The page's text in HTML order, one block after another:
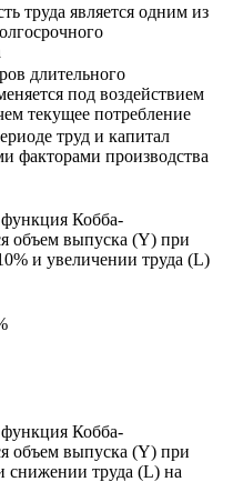
труда является одним из
длительного
под воздействием
текущее потребление
труд и капитал
факторами производства
функция Кобба-
объем выпуска (Y) при
и увеличении труда (L)
функция Кобба-
объем выпуска (Y) при
снижении труда (L) на